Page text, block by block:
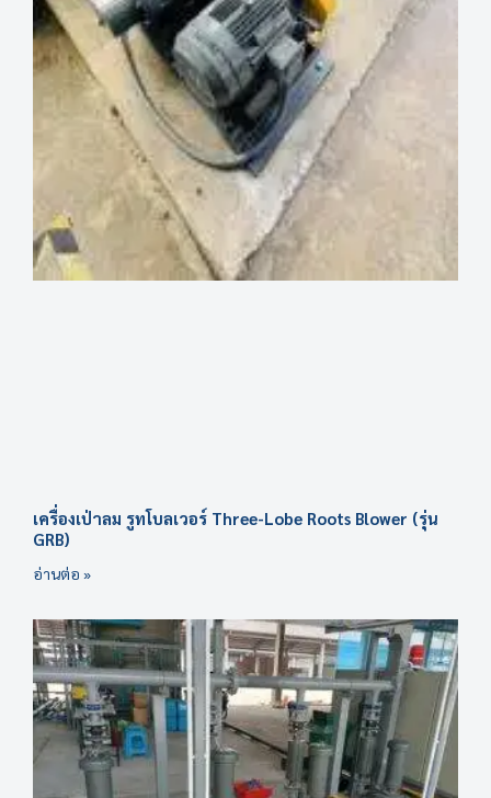
เครื่องเป่าลม รูทโบลเวอร์ Three-Lobe Roots Blower (รุ่น
GRB)
อ่านต่อ »